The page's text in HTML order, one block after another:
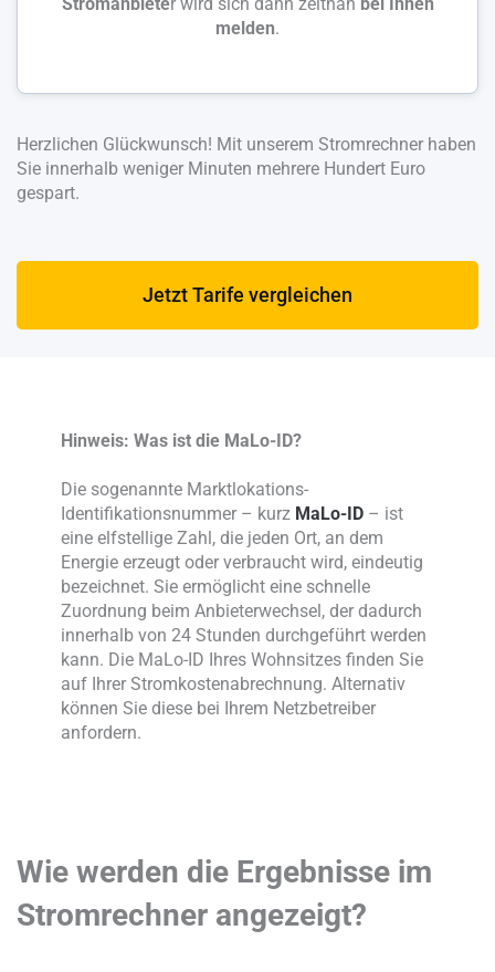
melden.
Herzlichen Glückwunsch! Mit unserem Stromrechner haben
Sie innerhalb weniger Minuten mehrere Hundert Euro
gespart.
Jetzt Tarife vergleichen
Hinweis: Was ist die MaLo-ID?
Die sogenannte Marktlokations-
Identifikationsnummer – kurz MaLo-ID – ist
eine elfstellige Zahl, die jeden Ort, an dem
Energie erzeugt oder verbraucht wird, eindeutig
bezeichnet. Sie ermöglicht eine schnelle
Zuordnung beim Anbieterwechsel, der dadurch
innerhalb von 24 Stunden durchgeführt werden
kann. Die MaLo-ID Ihres Wohnsitzes finden Sie
auf Ihrer Stromkostenabrechnung. Alternativ
können Sie diese bei Ihrem Netzbetreiber
anfordern.
Wie werden die Ergebnisse im
Stromrechner angezeigt?